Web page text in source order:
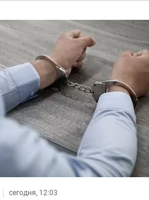
сегодня, 12:03